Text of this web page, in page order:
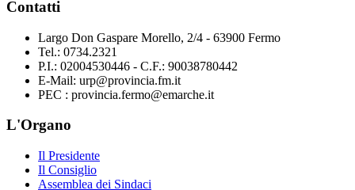
Contatti
Largo Don Gaspare Morello, 2/4 - 63900 Fermo
Tel.: 0734.2321
P.I.: 02004530446 - C.F.: 90038780442
E-Mail: urp@provincia.fm.it
PEC : provincia.fermo@emarche.it
L'Organo
Il Presidente
Il Consiglio
Assemblea dei Sindaci